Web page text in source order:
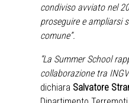
condiviso avviato nel
proseguire e ampliarsi
comune”.
“La Summer School
collaborazione tra
dichiara Salvatore